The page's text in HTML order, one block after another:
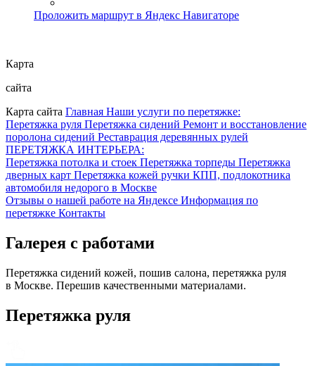
Проложить маршрут в Яндекс Навигаторе
Карта
сайта
Карта сайта Главная Наши услуги по перетяжке:
Перетяжка руля Перетяжка сидений Ремонт и восстановление
поролона сидений Реставрация деревянных рулей
ПЕРЕТЯЖКА ИНТЕРЬЕРА:
Перетяжка потолка и стоек Перетяжка торпеды Перетяжка
дверных карт Перетяжка кожей ручки КПП, подлокотника
автомобиля недорого в Москве
Отзывы о нашей работе на Яндексе Информация по
перетяжке Контакты
Галерея с работами
Перетяжка сидений кожей, пошив салона, перетяжка руля
в Москве. Перешив качественными материалами.
Перетяжка руля